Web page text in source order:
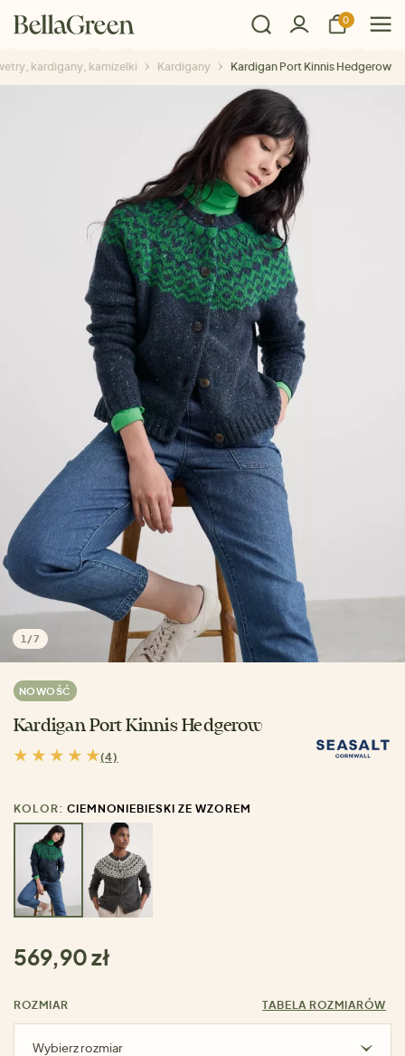
0
kardigany, kamizelki Kardigany Kardigan Port Kinnis Hedgerow
1 /7
NOWOŚĆ
Kardigan Port Kinnis Hedgerow
(4)
KOLOR: CIEMNONIEBIESKI ZE WZOREM
569,90 zł
ROZMIAR TABELA ROZMIARÓW
Wybierz rozmiar